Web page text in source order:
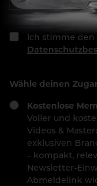
Ich stimme den
Wähle deinen
Kostenlose
Voller und
Videos &
exklusiven
– kompakt,
Newsletter-
Abmeldelink